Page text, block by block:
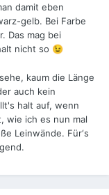
damit eben
gelb. Bei Farbe
Das mag bei
nicht so 😉
kaum die Länge
auch kein
halt auf, wenn
wie ich es nun mal
Leinwände. Für‘s